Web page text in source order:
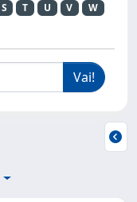
S T U V
W